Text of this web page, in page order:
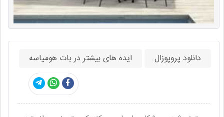
دانلود پروپوزال ایده های بیشتر در بات هومیاسه